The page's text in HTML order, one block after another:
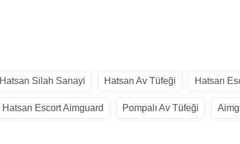
Hatsan Silah Sanayi Hatsan Av Tüfeği Hatsan
Hatsan Escort Aimguard Pompalı Av Tüfeği